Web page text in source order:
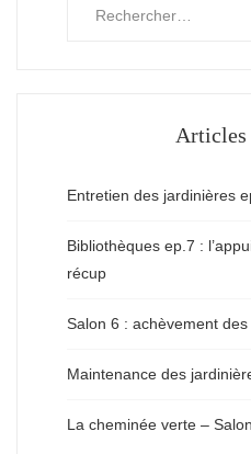
Articles
Entretien des jardinières
Bibliothèques ep.7 :
récup
Salon 6 : achèvement
Maintenance des
La cheminée verte –